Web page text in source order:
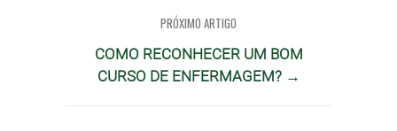
PRÓXIMO ARTIGO
COMO RECONHECER UM BOM
CURSO DE ENFERMAGEM? →